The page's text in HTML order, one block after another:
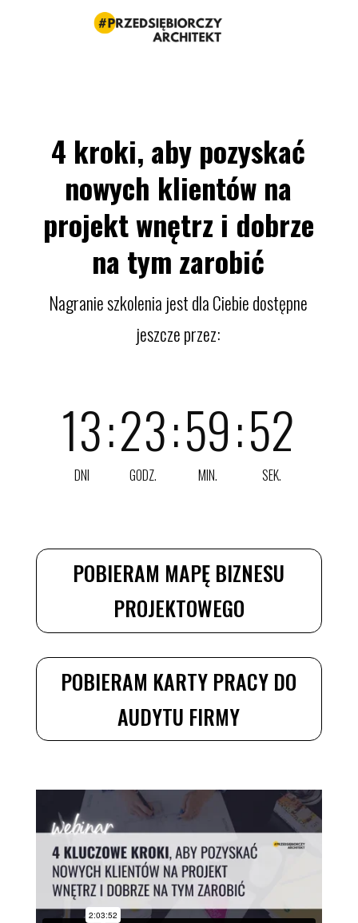
4 kroki, aby pozyskać
nowych klientów na
projekt wnętrz i dobrze
na tym zarobić
Nagranie szkolenia jest dla Ciebie dostępne
jeszcze przez:
13
DNI
:23
GODZ.
:59
MIN.
:51
SEK.
POBIERAM MAPĘ BIZNESU
PROJEKTOWEGO
POBIERAM KARTY PRACY DO
AUDYTU FIRMY